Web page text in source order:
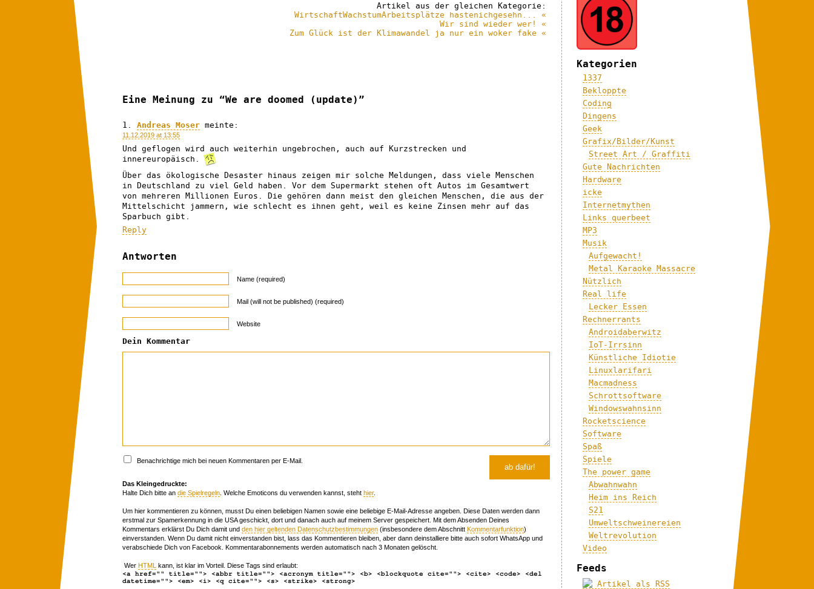
Artikel aus der gleichen Kategorie:
WirtschaftWachstumArbeitsplätze hastenichgesehn... «
Wir sind wieder wer! «
Zum Glück ist der Klimawandel ja nur ein woker fake «
Eine Meinung zu “We are doomed (update)”
Andreas Moser meinte:
11.12.2019 at 13:55
Und geflogen wird auch weiterhin ungebrochen, auch auf Kurzstrecken und
innereuropäisch.
Über das ökologische Desaster hinaus zeigen mir solche Meldungen, dass viele Menschen
in Deutschland zu viel Geld haben. Vor dem Supermarkt stehen oft Autos im Gesamtwert
von mehreren Millionen Euros. Die gehören dann meist den gleichen Menschen, die aus der
Mittelschicht jammern, wie schlecht es ihnen geht, weil es keine Zinsen mehr auf das
Sparbuch gibt.
Reply
Antworten
Name (required)
Mail (will not be published) (required)
Website
Dein Kommentar
Benachrichtige mich bei neuen Kommentaren per E-Mail.
Das Kleingedruckte:
Halte Dich bitte an die Spielregeln . Welche Emoticons du verwenden kannst, steht hier.
Um hier kommentieren zu können, musst Du einen beliebigen Namen sowie eine beliebige E-Mail-Adresse angeben. Diese Daten werden dann
erstmal zur Spamerkennung in die USA geschickt, dort und danach auch auf meinem Server gespeichert. Mit dem Absenden Deines
Kommentars erklärst Du Dich damit und den hier geltenden Datenschutzbestimmungen (insbesondere dem Abschnitt Kommentarfunktion)
einverstanden. Wenn Du damit nicht einverstanden bist, lass das Kommentieren bleiben, aber dann deinstalliere bitte auch sofort WhatsApp und
verabschiede Dich von Facebook. Kommentarabonnements werden automatisch nach 3 Monaten gelöscht.
Wer HTML kann, ist klar im Vorteil. Diese Tags sind erlaubt:
<a href="" title=""> <abbr title=""> <acronym title=""> <b> <blockquote cite=""> <cite> <code> <del
datetime=""> <em> <i> <q cite=""> <s> <strike> <strong>
Kategorien
1337
Bekloppte
Coding
Dingens
Geek
Grafix/Bilder/Kunst
Street Art / Graffiti
Gute Nachrichten
Hardware
icke
Internetmythen
Links querbeet
MP3
Musik
Aufgewacht!
Metal Karaoke Massacre
Nützlich
Real life
Lecker Essen
Rechnerrants
Androidaberwitz
IoT-Irrsinn
Künstliche Idiotie
Linuxlarifari
Macmadness
Schrottsoftware
Windowswahnsinn
Rocketscience
Software
Spaß
Spiele
The power game
Abwahnwahn
Heim ins Reich
S21
Umweltschweinereien
Weltrevolution
Video
Feeds
Artikel als RSS